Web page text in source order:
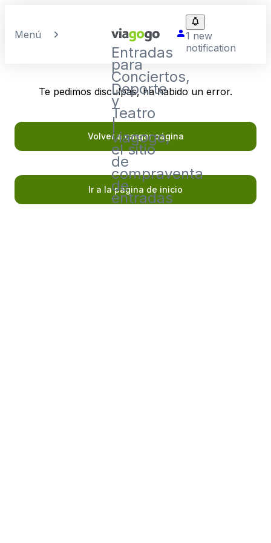
Menú
Entradas
para
Conciertos,
Deporte
y
Teatro
|
viagogo,
el sitio
de
compraventa
de
entradas
1 new
notification
Te pedimos disculpas, ha habido un error.
Volver a cargar página
Ir a la página de inicio